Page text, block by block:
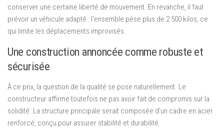
conserver une certaine liberté de mouvement. En revanche, il faut
prévoir un véhicule adapté : l’ensemble pèse plus de 2 500 kilos, ce
qui limite les déplacements improvisés.
Une construction annoncée comme robuste et
sécurisée
À ce prix, la question de la qualité se pose naturellement. Le
constructeur affirme toutefois ne pas avoir fait de compromis sur la
solidité. La structure principale serait composée d’un cadre en acier
renforcé, conçu pour assurer stabilité et durabilité.